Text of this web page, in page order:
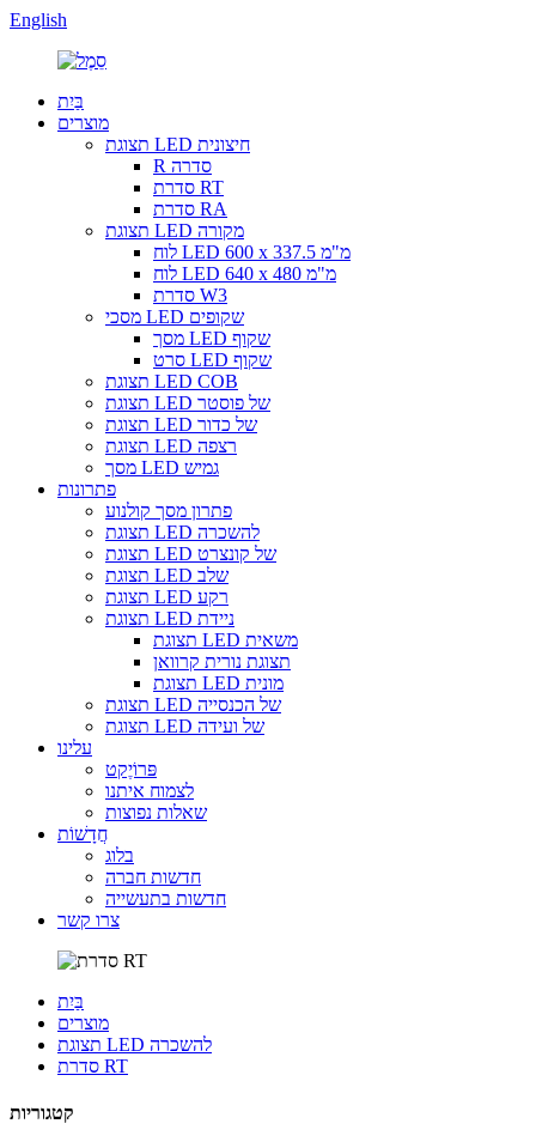
English
בַּיִת
מוצרים
תצוגת LED חיצונית
R סדרה
סדרת RT
סדרת RA
תצוגת LED מקורה
לוח LED 600 x 337.5 מ"מ
לוח LED 640 x 480 מ"מ
סדרת W3
מסכי LED שקופים
מסך LED שקוף
סרט LED שקוף
תצוגת LED COB
תצוגת LED של פוסטר
תצוגת LED של כדור
תצוגת LED רצפה
מסך LED גמיש
פתרונות
פתרון מסך קולנוע
תצוגת LED להשכרה
תצוגת LED של קונצרט
תצוגת LED שלב
תצוגת LED רקע
תצוגת LED ניידת
תצוגת LED משאית
תצוגת נורית קרוואן
תצוגת LED מונית
תצוגת LED של הכנסייה
תצוגת LED של ועידה
עלינו
פּרוֹיֶקט
לצמוח איתנו
שאלות נפוצות
חֲדָשׁוֹת
בלוג
חדשות חברה
חדשות בתעשייה
צרו קשר
בַּיִת
מוצרים
תצוגת LED להשכרה
סדרת RT
קטגוריות